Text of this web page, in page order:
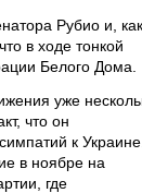
Рубио и, как
в ходе тонкой
Белого Дома.
уже
что он
к Украине.
в ноябре на
где